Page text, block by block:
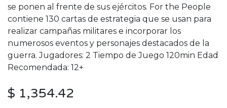
se ponen al frente de sus ejércitos. For the People
contiene 130 cartas de estrategia que se usan para
realizar campañas militares e incorporar los
numerosos eventos y personajes destacados de la
guerra. Jugadores: 2 Tiempo de Juego 120min Edad
Recomendada: 12+
$ 1,354.42